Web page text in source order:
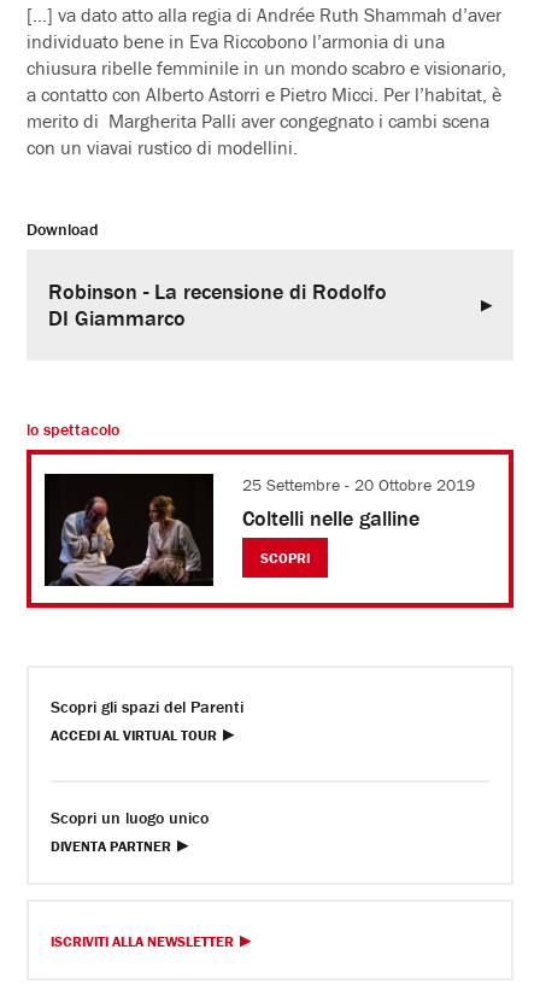
[…] va dato atto alla regia di Andrée Ruth Shammah d’aver
individuato bene in Eva Riccobono l’armonia di una
chiusura ribelle femminile in un mondo scabro e visionario,
a contatto con Alberto Astorri e Pietro Micci. Per l’habitat, è
merito di Margherita Palli aver congegnato i cambi scena
con un viavai rustico di modellini.
Download
Robinson - La recensione di Rodolfo
DI Giammarco
lo spettacolo
25 Settembre - 20 Ottobre 2019
Coltelli nelle galline
SCOPRI
Scopri gli spazi del Parenti
ACCEDI AL VIRTUAL TOUR
Scopri un luogo unico
DIVENTA PARTNER
ISCRIVITI ALLA NEWSLETTER